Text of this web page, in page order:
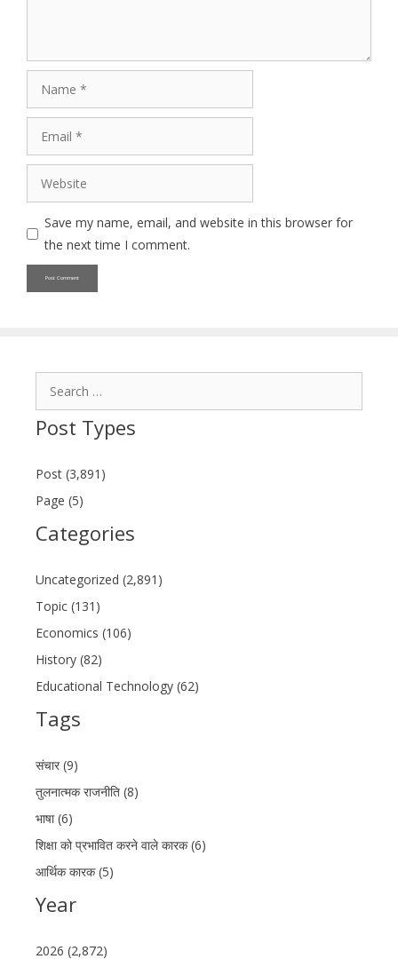
Website
Save my name, email, and website in this browser for
the next time I comment.
Post Types
Post (3,891)
Page (5)
Categories
Uncategorized (2,891)
Topic (131)
Economics (106)
History (82)
Educational Technology (62)
Tags
संचार (9)
तुलनात्मक राजनीति (8)
भाषा (6)
शिक्षा को प्रभावित करने वाले कारक (6)
आर्थिक कारक (5)
Year
2026 (2,872)